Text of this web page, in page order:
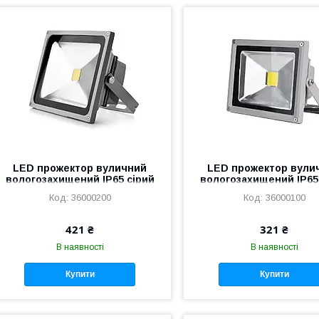
LED прожектор вуличний
вологозахищений IP65 сірий
36000200
421 ₴
В наявності
Купити
LED прожектор
вологозахищений IP65
36000100
321 ₴
В наявності
Купити